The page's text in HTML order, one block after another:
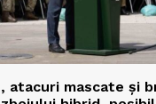
atacuri mascate și